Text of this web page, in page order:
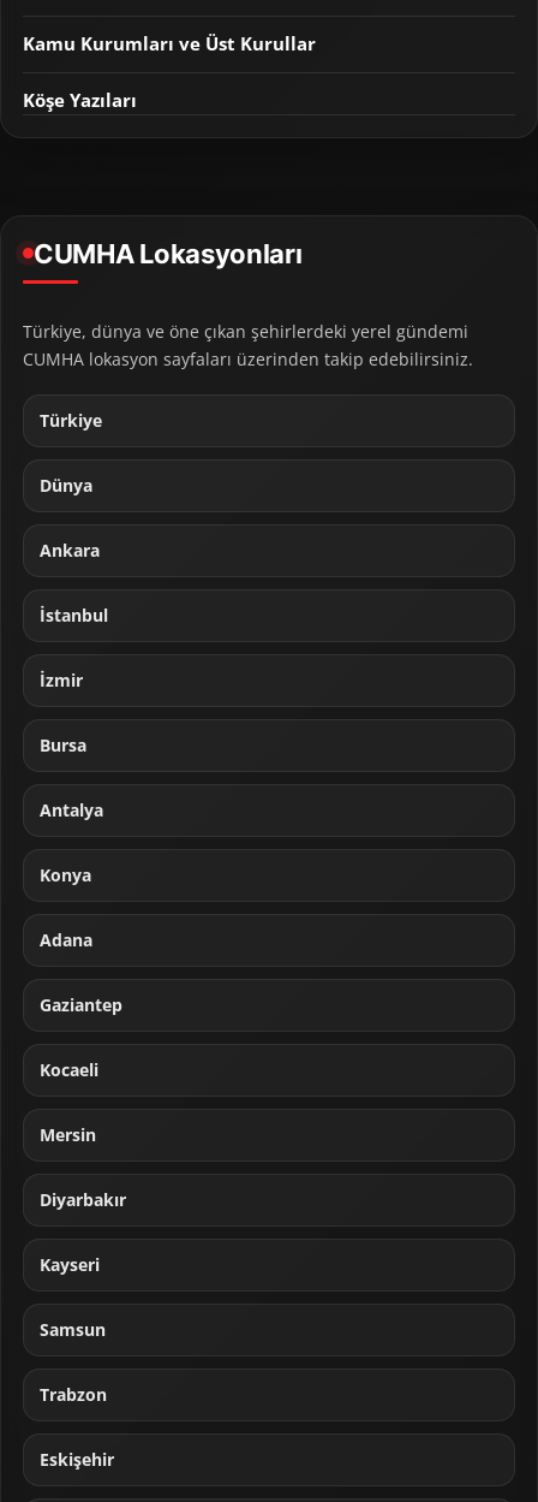
Kamu Kurumları ve Üst Kurullar
Köşe Yazıları
CUMHA Lokasyonları
Türkiye, dünya ve öne çıkan şehirlerdeki yerel gündemi
CUMHA lokasyon sayfaları üzerinden takip edebilirsiniz.
Türkiye
Dünya
Ankara
İstanbul
İzmir
Bursa
Antalya
Konya
Adana
Gaziantep
Kocaeli
Mersin
Diyarbakır
Kayseri
Samsun
Trabzon
Eskişehir